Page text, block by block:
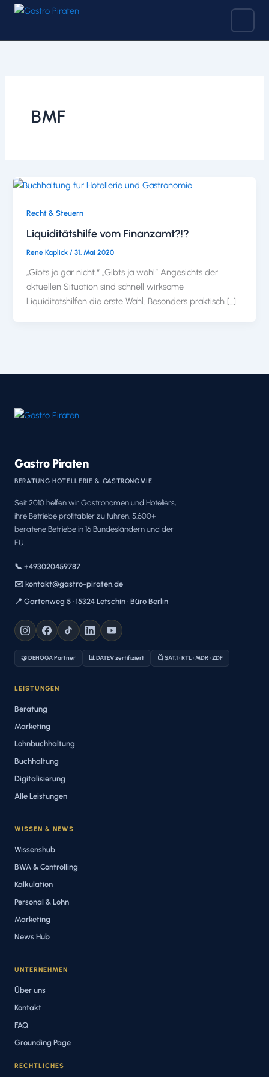
Zum
BMF
Recht & Steuern
Liquiditätshilfe vom Finanzamt?!?
Rene Kaplick/31. Mai 2020
„Gibts ja gar nicht.“ „Gibts ja wohl“ Angesichts der
aktuellen Situation sind schnell wirksame
Liquiditätshilfen die erste Wahl. Besonders praktisch […]
Gastro Piraten
BERATUNG HOTELLERIE & GASTRONOMIE
Seit 2010 helfen wir Gastronomen und Hoteliers,
ihre Betriebe profitabler zu führen. 5.600+
beratene Betriebe in 16 Bundesländern und der
EU.
📞 +493020459787
✉️ kontakt@gastro-piraten.de
📍 Gartenweg 5 · 15324 Letschin · Büro Berlin
🤝 DEHOGA Partner 📊 DATEV zertifiziert 📺 SAT.1 · RTL · MDR · ZDF
LEISTUNGEN
Beratung
Marketing
Lohnbuchhaltung
Buchhaltung
Digitalisierung
Alle Leistungen
WISSEN & NEWS
Wissenshub
BWA & Controlling
Kalkulation
Personal & Lohn
Marketing
News Hub
UNTERNEHMEN
Über uns
Kontakt
FAQ
Grounding Page
RECHTLICHES